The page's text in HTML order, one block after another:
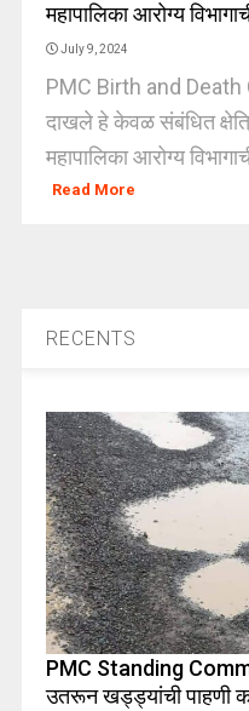
महापालिका आरोग्य
July 9, 2024
PMC Birth and
दाखले हे केवळ संबंधित
महापालिका आरोग्य
Read More
RECENTS
PMC Standing
उतरून खड्ड्यांची पाहणी